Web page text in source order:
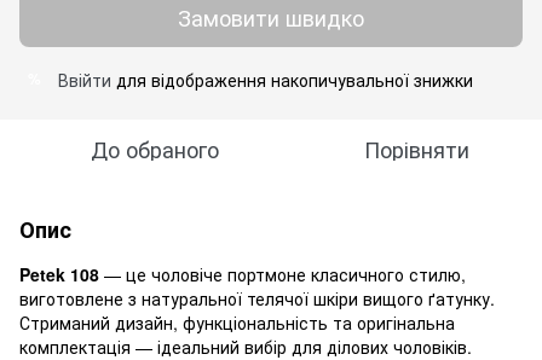
Замовити швидко
Ввійти для відображення накопичувальної знижки
До обраного Порівняти
Опис
Petek 108 — це чоловіче портмоне класичного стилю,
виготовлене з натуральної телячої шкіри вищого ґатунку.
Стриманий дизайн, функціональність та оригінальна
комплектація — ідеальний вибір для ділових чоловіків.